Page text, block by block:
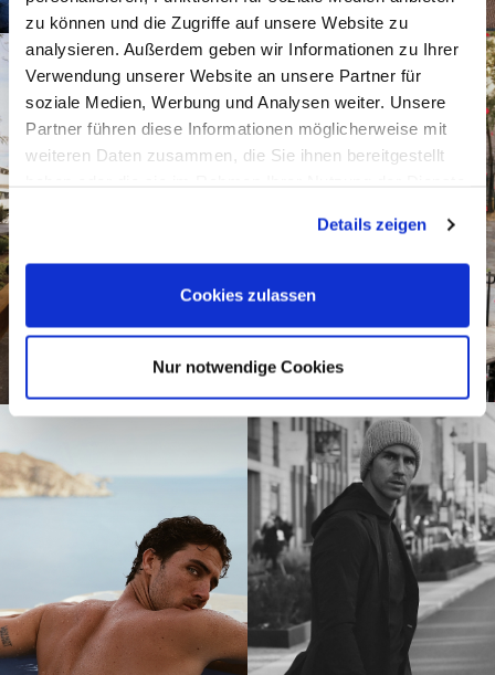
zu können und die Zugriffe auf unsere Website zu
analysieren. Außerdem geben wir Informationen zu Ihrer
Verwendung unserer Website an unsere Partner für
soziale Medien, Werbung und Analysen weiter. Unsere
Partner führen diese Informationen möglicherweise mit
weiteren Daten zusammen, die Sie ihnen bereitgestellt
Details zeigen
Cookies zulassen
Nur notwendige Cookies